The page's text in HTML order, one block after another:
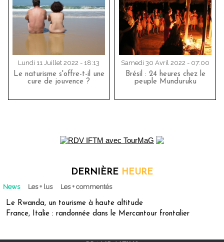
Lundi 11 Juillet 2022 - 18:13
Le naturisme s'offre-t-il une
cure de jouvence ?
Samedi 30 Avril 2022 - 07:00
Brésil : 24 heures chez le
peuple Munduruku
DERNIÈRE HEURE
News Les + lus Les + commentés
Le Rwanda, un tourisme à haute altitude
France, Italie : randonnée dans le Mercantour frontalier